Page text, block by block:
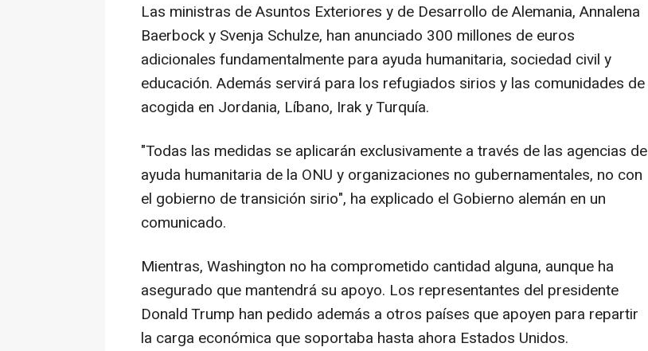
Las ministras de Asuntos Exteriores y de Desarrollo de Alemania, Annalena
Baerbock y Svenja Schulze, han anunciado 300 millones de euros
adicionales fundamentalmente para ayuda humanitaria, sociedad civil y
educación. Además servirá para los refugiados sirios y las comunidades de
acogida en Jordania, Líbano, Irak y Turquía.
"Todas las medidas se aplicarán exclusivamente a través de las agencias de
ayuda humanitaria de la ONU y organizaciones no gubernamentales, no con
el gobierno de transición sirio", ha explicado el Gobierno alemán en un
comunicado.
Mientras, Washington no ha comprometido cantidad alguna, aunque ha
asegurado que mantendrá su apoyo. Los representantes del presidente
Donald Trump han pedido además a otros países que apoyen para repartir
la carga económica que soportaba hasta ahora Estados Unidos.